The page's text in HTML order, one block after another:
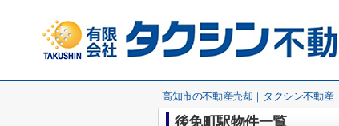
高知市の不動産売却｜タクシン不動産
後免町駅物件一覧